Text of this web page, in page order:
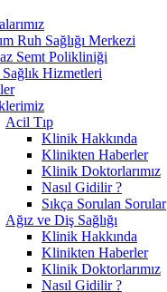
Ruh Sağlığı Merkezi
Semt Polikliniği
Hizmetleri
Acil Tıp
Klinik Hakkında
Klinikten Haberler
Klinik Doktorlarımız
Nasıl Gidilir ?
Sıkça Sorulan Sorular
Ağız ve Diş Sağlığı
Klinik Hakkında
Klinikten Haberler
Klinik Doktorlarımız
Nasıl Gidilir ?